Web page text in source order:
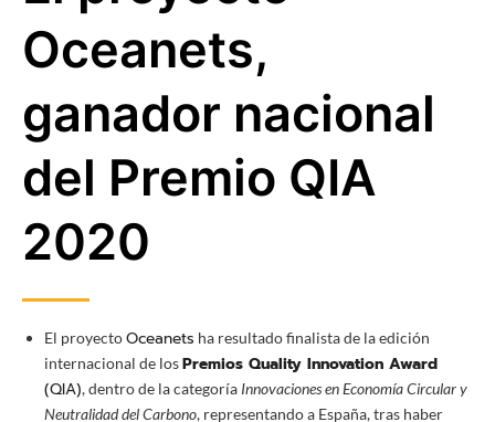
Oceanets,
ganador nacional
del Premio QIA
2020
El proyectoOceanets ha resultado finalista de la edición
internacional de losPremios Quality Innovation Award
(QIA), dentro de la categoría Innovaciones en Economía Circular y
Neutralidad del Carbono, representando a España, tras haber